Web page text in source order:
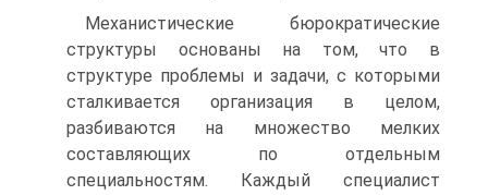
Механистические бюрократические
структуры основаны на том, что в
структуре проблемы и задачи, с которыми
сталкивается организация в целом,
разбиваются на множество мелких
составляющих по отдельным
специальностям. Каждый специалист